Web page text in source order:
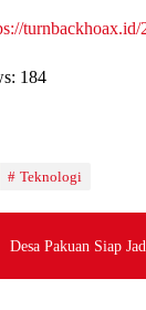
184
Teknologi
Desa Pakuan Siap